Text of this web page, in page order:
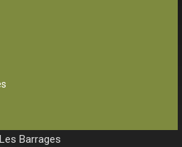
Les Barrages